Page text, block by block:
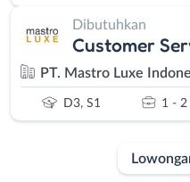
Dibutuhkan
Customer
PT. Mastro Luxe
D3, S1 1 - 2